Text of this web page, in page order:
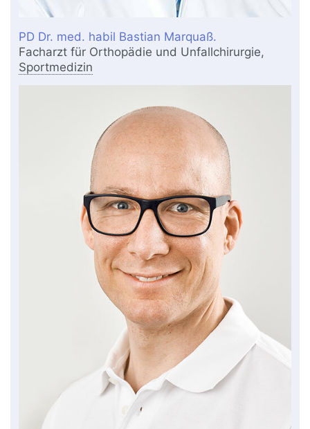
PD Dr. med. habil Bastian Marquaß.
Facharzt für Orthopädie und Unfallchirurgie,
Sportmedizin